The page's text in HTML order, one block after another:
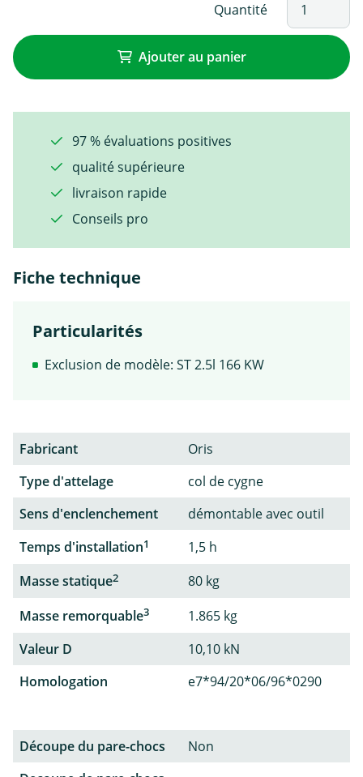
Quantité
Ajouter au panier
97 % évaluations positives
qualité supérieure
livraison rapide
Conseils pro
Fiche technique
Particularités
Exclusion de modèle: ST 2.5l 166 KW
Fabricant
Oris
Type d'attelage
col de cygne
Sens d'enclenchement
démontable avec outil
Temps d'installation1
1,5 h
Masse statique2
80 kg
Masse remorquable3
1.865 kg
Valeur D
10,10 kN
Homologation
e7*94/20*06/96*0290
Découpe du pare-chocs
Non